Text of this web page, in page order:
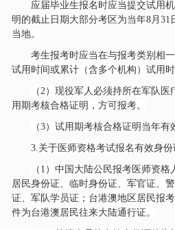
应届毕业生报名时应当提交试用
明的截止日期大部分考区为当年8月31
当地。
考生报考时应当在与报考类别相
试用时间或累计（含多个机构）试用
（ 2）现役军人必须持所在军队
用期考核合格证明，方可报考。
（3）试用期考核合格证明当年有
3.关于医师资格考试报名有效身份
（ 1）中国大陆公民报考医师资
居民身份证、临时身份证、军官证、
证、军队学员证；台港澳地区居民报
件为台港澳居民往来大陆通行证。